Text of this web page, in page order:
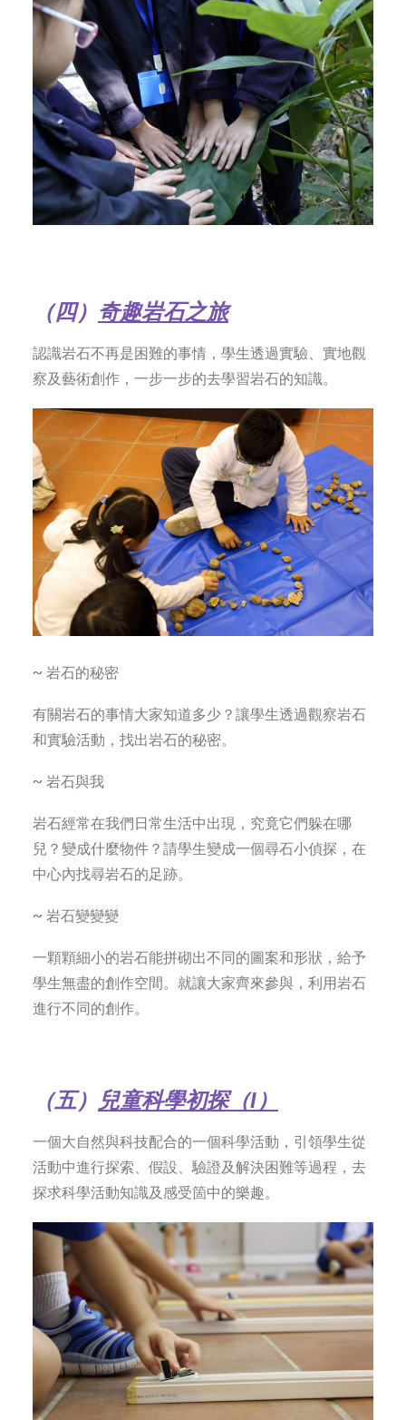
（四） 奇趣岩石之旅
認識岩石不再是困難的事情，學生透過實驗、實地觀
察及藝術創作，一步一步的去學習岩石的知識。
~ 岩石的秘密
有關岩石的事情大家知道多少？讓學生透過觀察岩石
和實驗活動，找出岩石的秘密。
~ 岩石與我
岩石經常在我們日常生活中出現，究竟它們躲在哪
兒？變成什麼物件？請學生變成一個尋石小偵探，在
中心內找尋岩石的足跡。
~ 岩石變變變
一顆顆細小的岩石能拼砌出不同的圖案和形狀，給予
學生無盡的創作空間。就讓大家齊來參與，利用岩石
進行不同的創作。
（五） 兒童科學初探（I）
一個大自然與科技配合的一個科學活動，引領學生從
活動中進行探索、假設、驗證及解決困難等過程，去
探求科學活動知識及感受箇中的樂趣。